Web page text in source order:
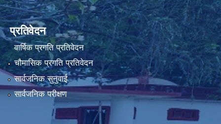
प्रतिवेदन
वार्षिक प्रगति प्रतिवेदन
चौमासिक प्रगति प्रतिवेदन
सार्वजनिक सुनुवाई
सार्वजनिक परीक्षण